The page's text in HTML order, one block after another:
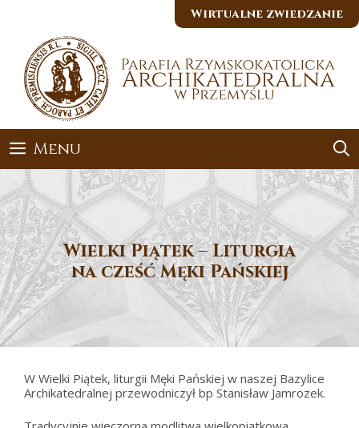
Wirtualne zwiedzanie
Menu
Wielki Piątek – Liturgia
na cześć Męki Pańskiej
W Wielki Piątek, liturgii Męki Pańskiej w naszej Bazylice
Archikatedralnej przewodniczył bp Stanisław Jamrozek.